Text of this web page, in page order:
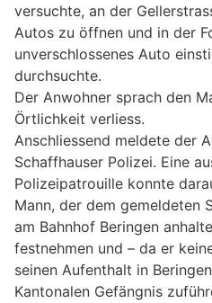
versuchte, an der
Autos zu öffnen und in der
unverschlossenes Auto
durchsuchte.
Der Anwohner sprach den
Örtlichkeit verliess.
Anschliessend meldete der
Schaffhauser Polizei. Eine
Polizeipatrouille konnte
Mann, der dem gemeldeten
am Bahnhof Beringen
festnehmen und – da er
seinen Aufenthalt in
Kantonalen Gefängnis